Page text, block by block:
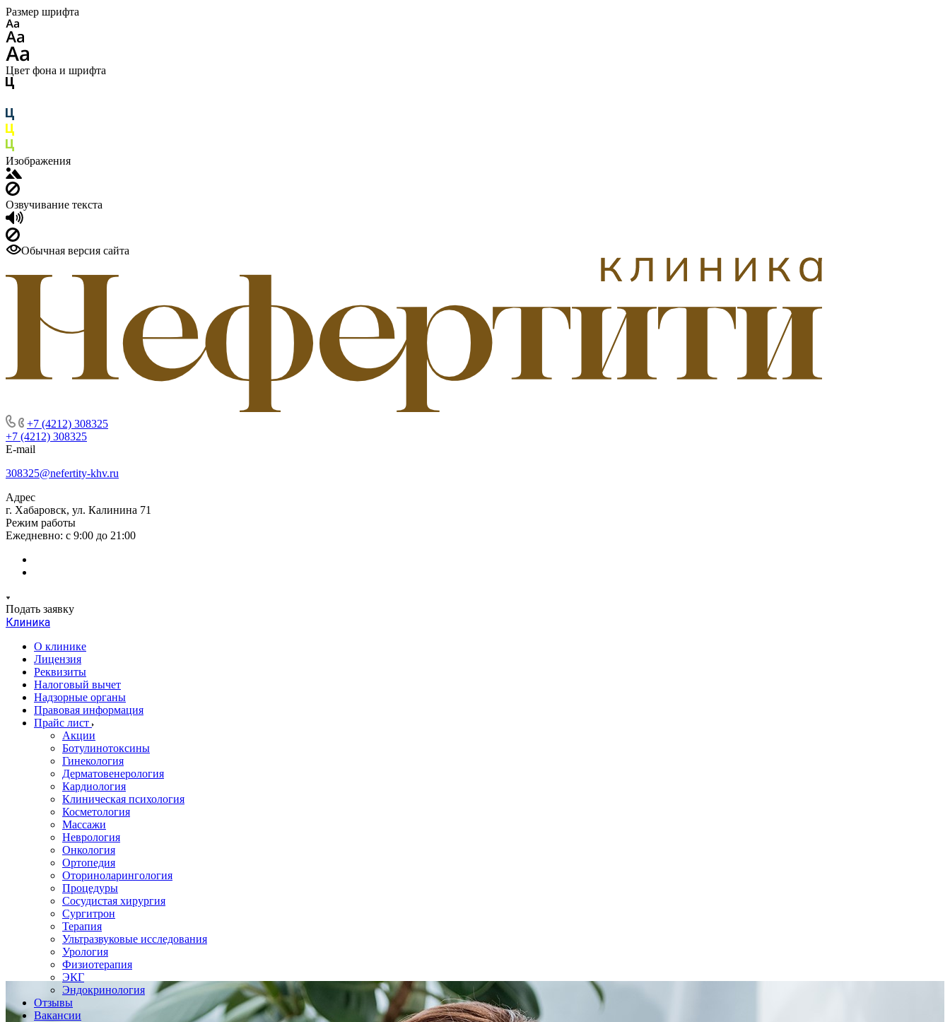
Размер шрифта
Цвет фона и шрифта
Изображения
Озвучивание текста
Обычная версия сайта
+7 (4212) 308325
+7 (4212) 308325
E-mail
308325@nefertity-khv.ru
Адрес
г. Хабаровск, ул. Калинина 71
Режим работы
Ежедневно: с 9:00 до 21:00
Подать заявку
Клиника
О клинике
Лицензия
Реквизиты
Налоговый вычет
Надзорные органы
Правовая информация
Прайс лист
Акции
Ботулинотоксины
Гинекология
Дерматовенерология
Кардиология
Клиническая психология
Косметология
Массажи
Неврология
Онкология
Ортопедия
Оториноларингология
Процедуры
Сосудистая хирургия
Сургитрон
Терапия
Ультразвуковые исследования
Урология
Физиотерапия
ЭКГ
Эндокринология
Отзывы
Вакансии